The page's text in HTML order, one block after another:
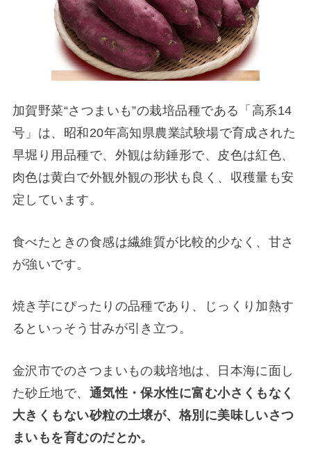
加賀野菜“さつまいも”の栽培品種である「高系14
号」は、昭和20年高知県農業試験場で育成された
早堀り用品種で、外観は紡錘形で、皮色は紅色、
肉色は黄白で外観外観の形状も良く、収穫量も安
定しています。
食べたときの食感は繊維質が比較的少なく、甘さ
が強いです。
焼き芋にぴったりの品種であり、じっくり加熱す
るといっそう甘みが引き立つ。
金沢市でのさつまいもの栽培地は、日本海に面し
た砂丘地で、 通気性・保水性に富む小さくもなく
大きくもない砂粒の土壌が、 格別に美味しいさつ
まいもを育むのだとか。